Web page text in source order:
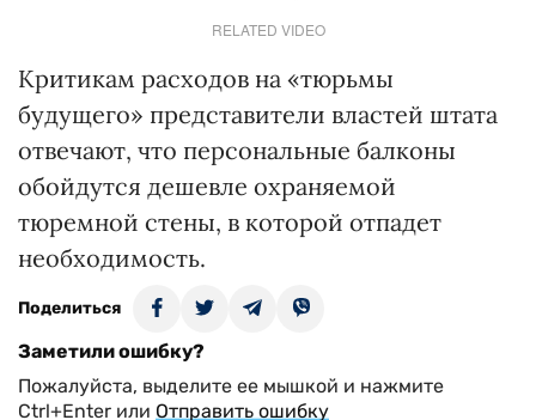
RELATED VIDEO
Критикам расходов на «тюрьмы
будущего» представители властей штата
отвечают, что персональные балконы
обойдутся дешевле охраняемой
тюремной стены, в которой отпадет
необходимость.
Поделиться
Заметили ошибку?
Пожалуйста, выделите ее мышкой и нажмите
Ctrl+Enter или Отправить ошибку